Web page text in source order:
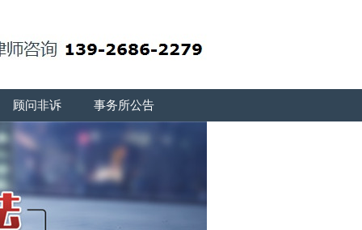
顾问非诉 事务所公告